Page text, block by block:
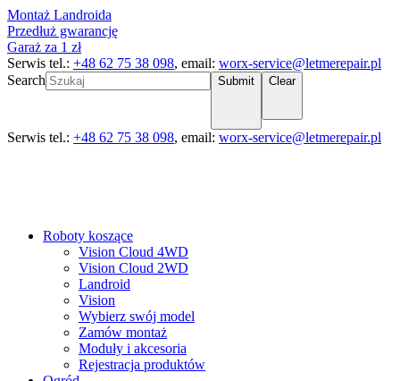
Montaż Landroida
Przedłuż gwarancję
Garaż za 1 zł
Serwis tel.: +48 62 75 38 098, email: worx-service@letmerepair.pl
Search
Submit Clear
Serwis tel.: +48 62 75 38 098, email: worx-service@letmerepair.pl
Roboty koszące
Vision Cloud 4WD
Vision Cloud 2WD
Landroid
Vision
Wybierz swój model
Zamów montaż
Moduły i akcesoria
Rejestracja produktów